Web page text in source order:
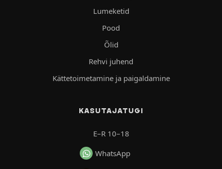
Lumeketid
Pood
Õlid
Rehvi juhend
Kättetoimetamine ja paigaldamine
KASUTAJATUGI
E–R 10–18
WhatsApp